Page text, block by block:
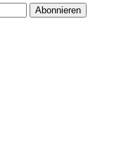
Abonnieren